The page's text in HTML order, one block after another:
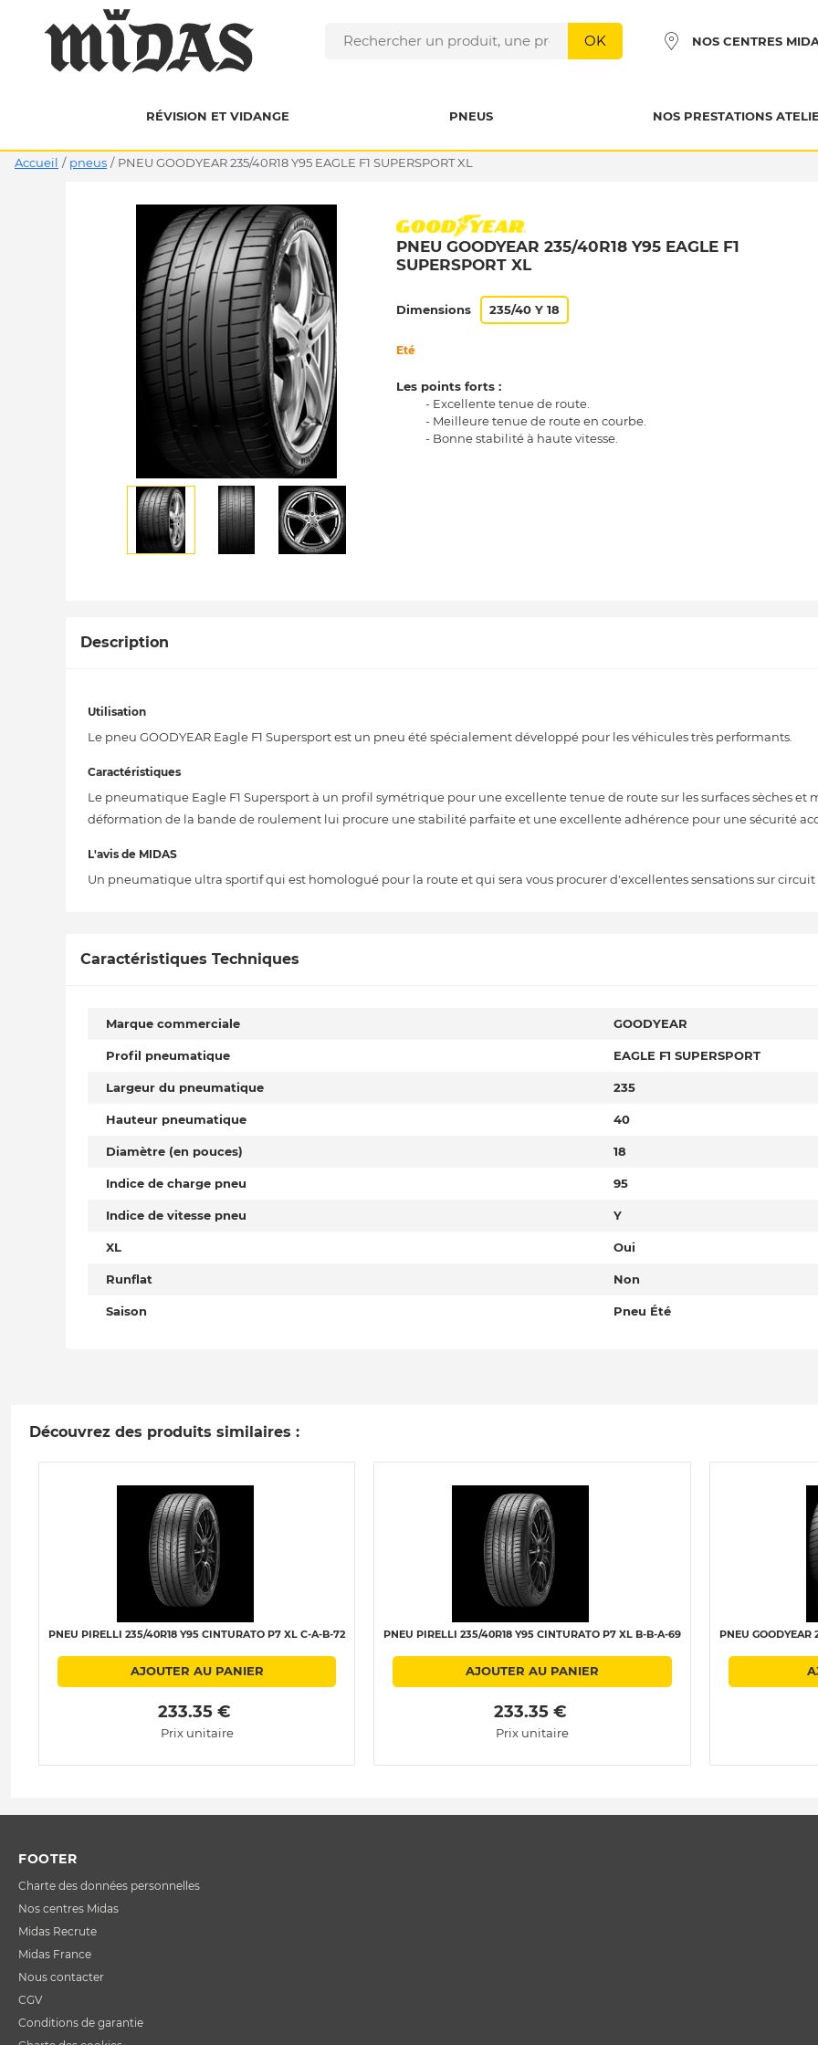
OK NOS CENTRES
RÉVISION ET VIDANGE PNEUS NOS PRESTATIONS
Accueil / pneus / PNEU GOODYEAR 235/40R18 Y95 EAGLE F1 SUPERSPORT XL
PNEU GOODYEAR 235/40R18 Y95 EAGLE F1
SUPERSPORT XL
Dimensions 235/40 Y 18
Eté
Les points forts :
- Excellente tenue de route.
- Meilleure tenue de route en courbe.
- Bonne stabilité à haute vitesse.
Description
Utilisation
Le pneu GOODYEAR Eagle F1 Supersport est un pneu été spécialement développé pour les véhicules très performants.
Caractéristiques
Le pneumatique Eagle F1 Supersport à un profil symétrique pour une excellente tenue de route sur les surfaces sèches et
déformation de la bande de roulement lui procure une stabilité parfaite et une excellente adhérence pour une sécurité
L'avis de MIDAS
Un pneumatique ultra sportif qui est homologué pour la route et qui sera vous procurer d'excellentes sensations sur circuit
Caractéristiques Techniques
Marque commerciale GOODYEAR
Profil pneumatique EAGLE F1 SUPERSPORT
Largeur du pneumatique 235
Hauteur pneumatique 40
Diamètre (en pouces) 18
Indice de charge pneu 95
Indice de vitesse pneu Y
XL Oui
Runflat Non
Saison Pneu Été
Découvrez des produits similaires :
PNEU PIRELLI 235/40R18 Y95 CINTURATO P7 XL C-A-B-72
AJOUTER AU PANIER
233.35 €
Prix unitaire
PNEU PIRELLI 235/40R18 Y95 CINTURATO P7 XL B-B-A-69
AJOUTER AU PANIER
233.35 €
Prix unitaire
PNEU GOODYEAR
FOOTER
Charte des données personnelles
Nos centres Midas
Midas Recrute
Midas France
Nous contacter
CGV
Conditions de garantie